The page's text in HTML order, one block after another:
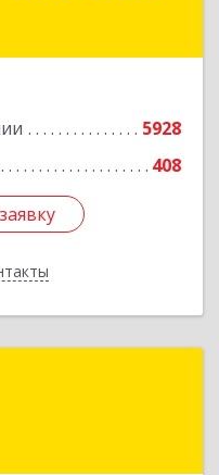
5928
408
г, Заневский пр-кт,
г, Конституции пл,